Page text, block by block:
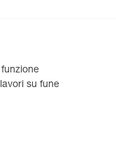
su fune